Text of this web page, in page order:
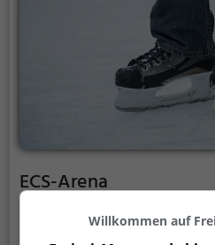
ECS-Arena
Isarauenstraße 48, 82481 Mittenwald
Willkommen auf